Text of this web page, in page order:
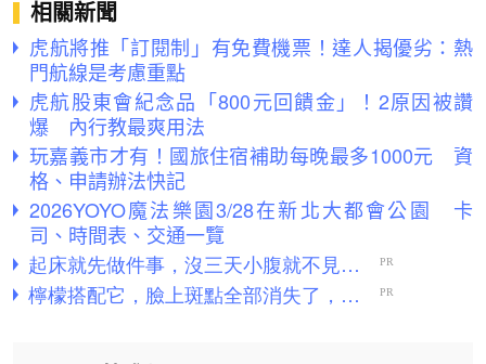
相關新聞
虎航將推「訂閱制」有免費機票！達人揭優劣：熱
門航線是考慮重點
虎航股東會紀念品「800元回饋金」！2原因被讚
爆 內行教最爽用法
玩嘉義市才有！國旅住宿補助每晚最多1000元 資
格、申請辦法快記
2026YOYO魔法樂園3/28在新北大都會公園 卡
司、時間表、交通一覽